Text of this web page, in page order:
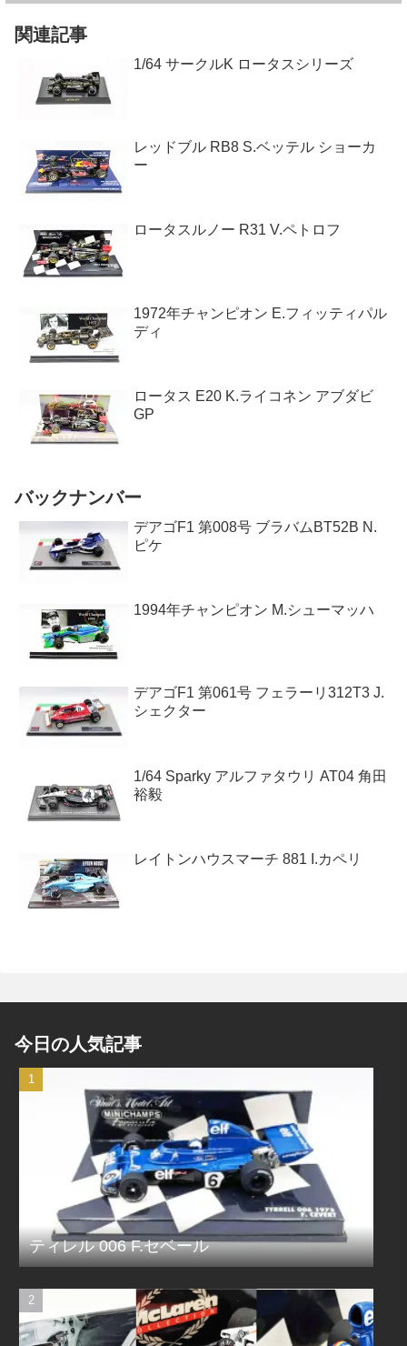
関連記事
1/64 サークルK ロータスシリーズ
レッドブル RB8 S.ベッテル ショーカ
ー
ロータスルノー R31 V.ペトロフ
1972年チャンピオン E.フィッティパル
ディ
ロータス E20 K.ライコネン アブダビ
GP
バックナンバー
デアゴF1 第008号 ブラバムBT52B N.
ピケ
1994年チャンピオン M.シューマッハ
デアゴF1 第061号 フェラーリ312T3 J.
シェクター
1/64 Sparky アルファタウリ AT04 角田
裕毅
レイトンハウスマーチ 881 I.カペリ
今日の人気記事
ティレル 006 F.セベール